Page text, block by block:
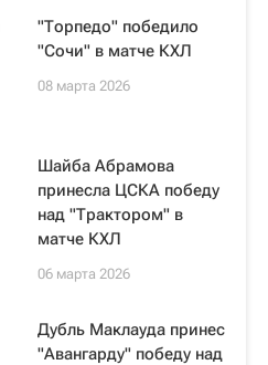
"Торпедо" победило
"Сочи" в матче КХЛ
08 марта 2026
Шайба Абрамова
принесла ЦСКА победу
над "Трактором" в
матче КХЛ
06 марта 2026
Дубль Маклауда принес
"Авангарду" победу над